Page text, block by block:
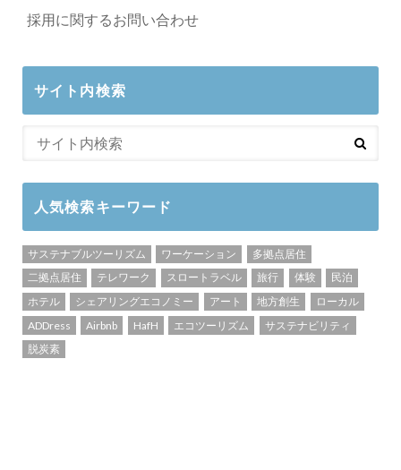
採用に関するお問い合わせ
サイト内検索
人気検索キーワード
サステナブルツーリズム ワーケーション
多拠点居住
二拠点居住
テレワーク スロートラベル 旅行 体験
民泊
ホテル
シェアリングエコノミー アート 地方創生
ローカル
ADDress
Airbnb HafH エコツーリズム
サステナビリティ
脱炭素